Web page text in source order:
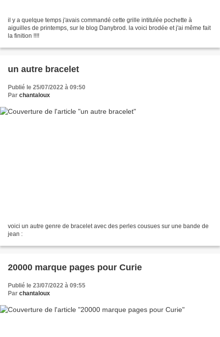
il y a quelque temps j'avais commandé cette grille intitulée pochette à
aiguilles de printemps, sur le blog Danybrod. la voici brodée et j'ai même fait
la finition !!!!
un autre bracelet
Publié le 25/07/2022 à 09:50
Par chantaloux
voici un autre genre de bracelet avec des perles cousues sur une bande de
jean :
20000 marque pages pour Curie
Publié le 23/07/2022 à 09:55
Par chantaloux